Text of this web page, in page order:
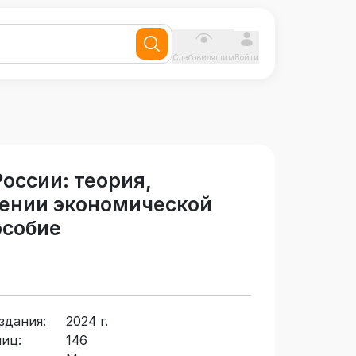
СлабовидящимВойти
теория,
экономической
2024 г.
146